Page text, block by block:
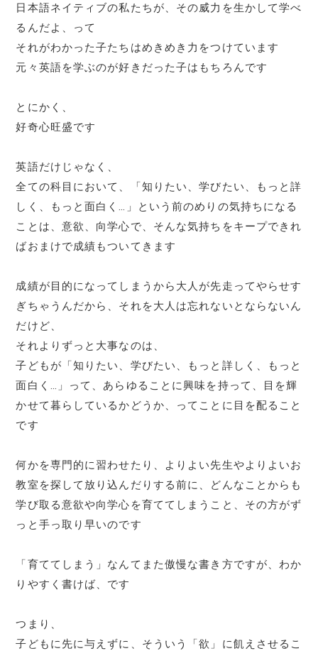
日本語ネイティブの私たちが、その威力を生かして学べ
るんだよ、って
それがわかった子たちはめきめき力をつけています
元々英語を学ぶのが好きだった子はもちろんです
とにかく、
好奇心旺盛です
英語だけじゃなく、
全ての科目において、「知りたい、学びたい、もっと詳
しく、もっと面白く…」という前のめりの気持ちになる
ことは、意欲、向学心で、そんな気持ちをキープできれ
ばおまけで成績もついてきます
成績が目的になってしまうから大人が先走ってやらせす
ぎちゃうんだから、それを大人は忘れないとならないん
だけど、
それよりずっと大事なのは、
子どもが「知りたい、学びたい、もっと詳しく、もっと
面白く…」って、あらゆることに興味を持って、目を輝
かせて暮らしているかどうか、ってことに目を配ること
です
何かを専門的に習わせたり、よりよい先生やよりよいお
教室を探して放り込んだりする前に、どんなことからも
学び取る意欲や向学心を育ててしまうこと、その方がず
っと手っ取り早いのです
「育ててしまう」なんてまた傲慢な書き方ですが、わか
りやすく書けば、です
つまり、
子どもに先に与えずに、そういう「欲」に飢えさせるこ